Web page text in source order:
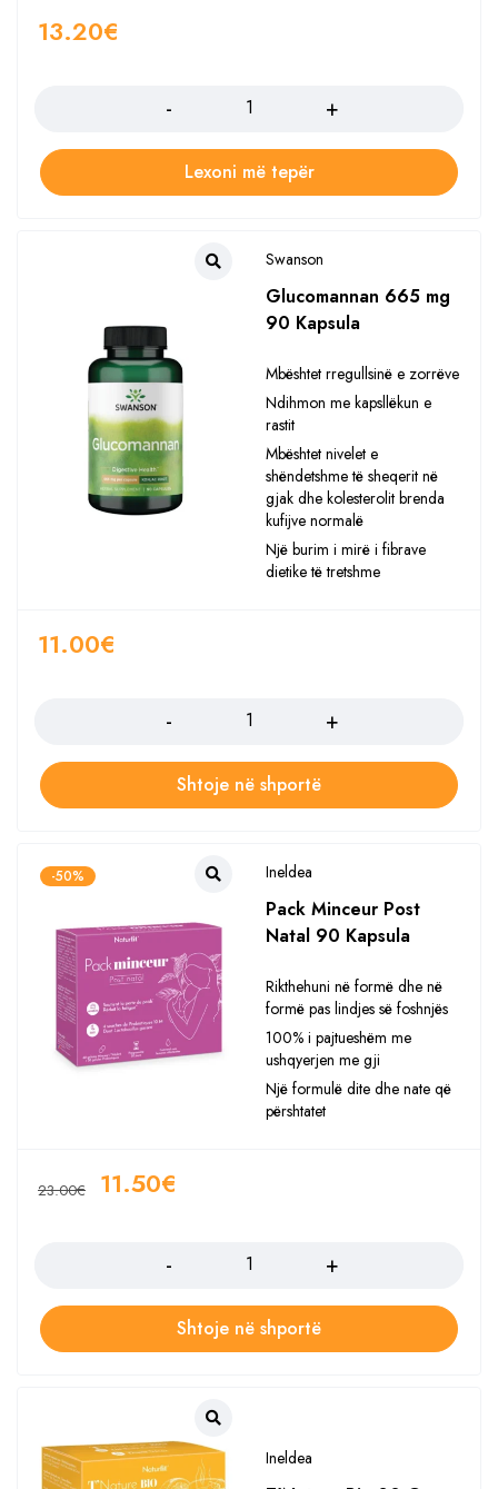
13.20€
Lexoni më tepër
Swanson
Glucomannan 665 mg
90 Kapsula
Mbështet rregullsinë e zorrëve
Ndihmon me kapsllëkun e
rastit
Mbështet nivelet e
shëndetshme të sheqerit në
gjak dhe kolesterolit brenda
kufijve normalë
Një burim i mirë i fibrave
dietike të tretshme
11.00€
Shtoje në shportë
-50% Ineldea
Pack Minceur Post
Natal 90 Kapsula
Rikthehuni në formë dhe në
formë pas lindjes së foshnjës
100% i pajtueshëm me
ushqyerjen me gji
Një formulë dite dhe nate që
përshtatet
23.00€ 11.50€
Shtoje në shportë
Ineldea